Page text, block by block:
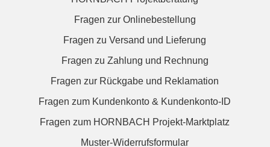
Fragen zur Onlinebestellung
Fragen zu Versand und Lieferung
Fragen zu Zahlung und Rechnung
Fragen zur Rückgabe und Reklamation
Fragen zum Kundenkonto & Kundenkonto-ID
Fragen zum HORNBACH Projekt-Marktplatz
Muster-Widerrufsformular